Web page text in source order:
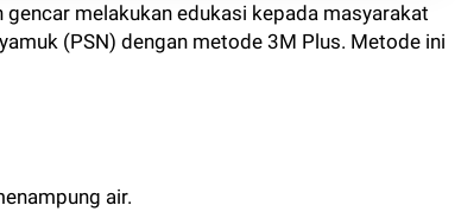
melakukan edukasi kepada masyarakat
(PSN) dengan metode 3M Plus. Metode ini
air.